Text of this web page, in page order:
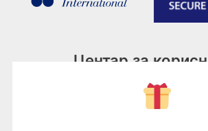
Центар за
076945497;